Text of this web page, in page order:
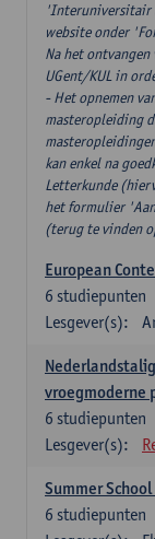
'Interuniversitair
website onder
Na het
UGent/KUL in
- Het opnemen
masteropleiding
kan enkel na
Letterkunde
het formulier
(terug te vinden
European
6 studiepunten
Lesgever(s):
vroegmoderne
6 studiepunten
Lesgever(s):
Summer
6 studiepunten